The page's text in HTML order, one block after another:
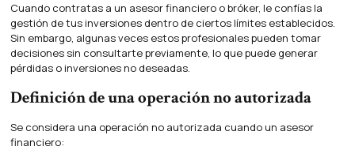
Cuando contratas a un asesor financiero o bróker, le confías la
gestión de tus inversiones dentro de ciertos límites establecidos.
Sin embargo, algunas veces estos profesionales pueden tomar
decisiones sin consultarte previamente, lo que puede generar
pérdidas o inversiones no deseadas.
Definición de una operación no autorizada
Se considera una operación no autorizada cuando un asesor
financiero: